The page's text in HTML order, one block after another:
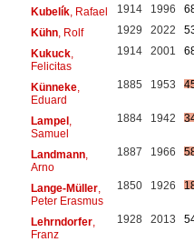
Kubelík, Rafael 1914 1996
Kühn, Rolf 1929 2022
Kukuck,
Felicitas
1914 2001
Künneke,
Eduard
1885 1953
Lampel,
Samuel
1884 1942
Landmann,
Arno
1887 1966
Lange-Müller,
Peter Erasmus
1850 1926
Lehrndorfer,
Franz
1928 2013